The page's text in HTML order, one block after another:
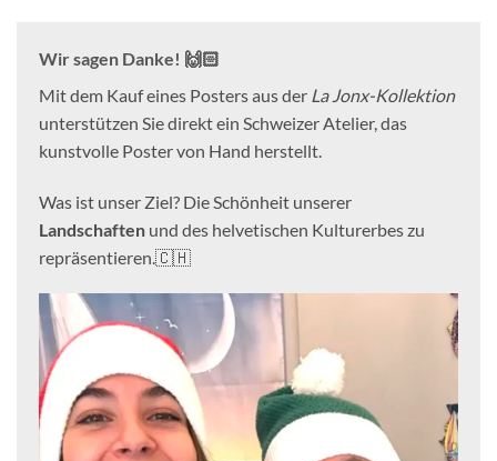
Wir sagen Danke! 🙌🏻
Mit dem Kauf eines Posters aus der La Jonx-Kollektion
unterstützen Sie direkt ein Schweizer Atelier, das
kunstvolle Poster von Hand herstellt.
Was ist unser Ziel? Die Schönheit unserer
Landschaften und des helvetischen Kulturerbes zu
repräsentieren.🇨🇭